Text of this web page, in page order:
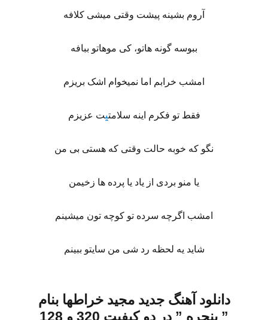
آروم بشینه پیشت وقتی میشی کلافه
ببوسه گونه هاتو، کی موهاتو ببافه
امشب خرابم اما نمیخوام اشک بریزم
فقط تو فکرم اینه سلامتیت عزیزم
نگو که خوبه حالت وقتی که هستی بی من
یا منو بردی از یاد یا پرده ها زخیمن
امشب اگرچه سرده تو کوچه تون میشینم
شاید یه لحظه رد شی من سایتو ببینم
دانلود آهنگ جدیدمجید خراطها بنام
” پنجره ” در دو کیفیت 320 و 128